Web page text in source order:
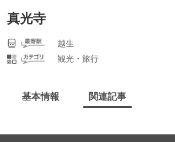
真光寺
越生
観光・旅行
基本情報 関連記事